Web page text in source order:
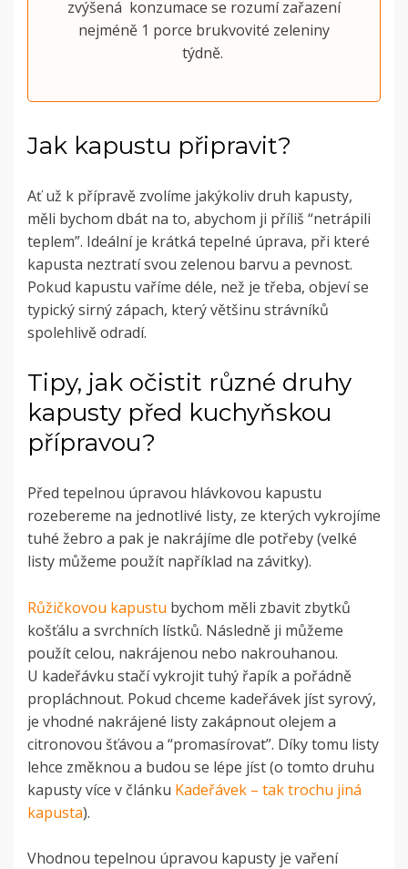
zvýšená konzumace se rozumí zařazení
nejméně 1 porce brukvovité zeleniny
týdně.
Jak kapustu připravit?
Ať už k přípravě zvolíme jakýkoliv druh kapusty,
měli bychom dbát na to, abychom ji příliš “netrápili
teplem”. Ideální je krátká tepelné úprava, při které
kapusta neztratí svou zelenou barvu a pevnost.
Pokud kapustu vaříme déle, než je třeba, objeví se
typický sirný zápach, který většinu strávníků
spolehlivě odradí.
Tipy, jak očistit různé druhy
kapusty před kuchyňskou
přípravou?
Před tepelnou úpravou hlávkovou kapustu
rozebereme na jednotlivé listy, ze kterých vykrojíme
tuhé žebro a pak je nakrájíme dle potřeby (velké
listy můžeme použít například na závitky).
Růžičkovou kapustu bychom měli zbavit zbytků
košťálu a svrchních lístků. Následně ji můžeme
použít celou, nakrájenou nebo nakrouhanou.
U kadeřávku stačí vykrojit tuhý řapík a pořádně
propláchnout. Pokud chceme kadeřávek jíst syrový,
je vhodné nakrájené listy zakápnout olejem a
citronovou šťávou a “promasírovat”. Díky tomu listy
lehce změknou a budou se lépe jíst (o tomto druhu
kapusty více v článku Kadeřávek – tak trochu jiná
kapusta).
Vhodnou tepelnou úpravou kapusty je vaření